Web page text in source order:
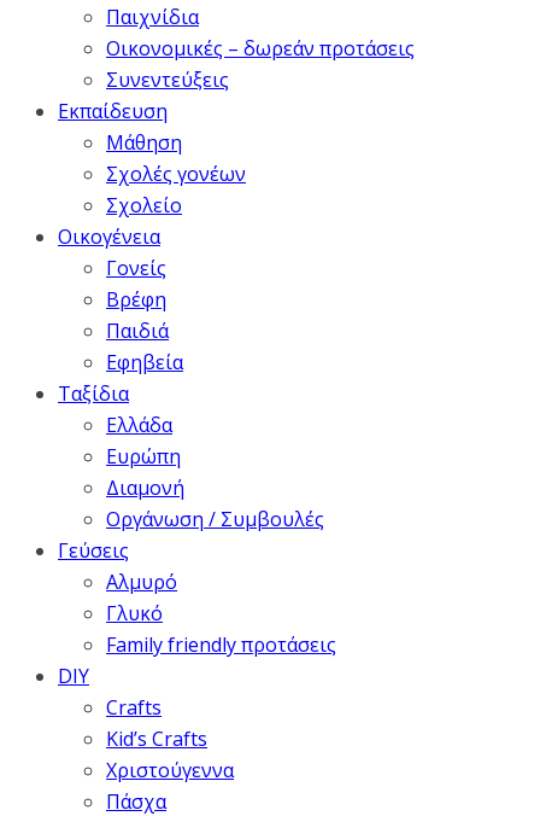
Παιχνίδια
Οικονομικές – δωρεάν προτάσεις
Συνεντεύξεις
Εκπαίδευση
Μάθηση
Σχολές γονέων
Σχολείο
Οικογένεια
Γονείς
Βρέφη
Παιδιά
Εφηβεία
Ταξίδια
Ελλάδα
Ευρώπη
Διαμονή
Οργάνωση / Συμβουλές
Γεύσεις
Αλμυρό
Γλυκό
Family friendly προτάσεις
DIY
Crafts
Kid’s Crafts
Χριστούγεννα
Πάσχα